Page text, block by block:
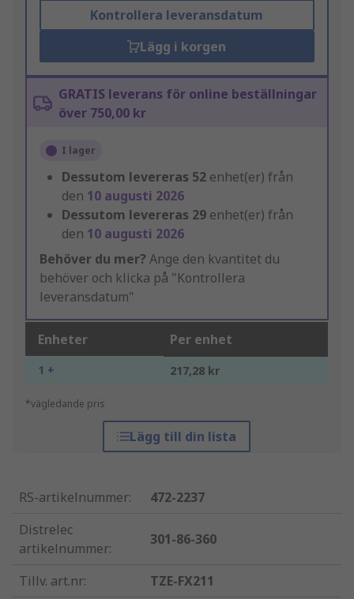
Kontrollera leveransdatum
Lägg i korgen
GRATIS leverans för online beställningar
över 750,00 kr
I lager
Dessutom levereras 52 enhet(er) från
den 10 augusti 2026
Dessutom levereras 29 enhet(er) från
den 10 augusti 2026
Behöver du mer? Ange den kvantitet du
behöver och klicka på "Kontrollera
leveransdatum"
Enheter Per enhet
1 + 217,28 kr
*vägledande pris
Lägg till din lista
RS-artikelnummer:
472-2237
Distrelec
artikelnummer:
301-86-360
Tillv. art.nr:
TZE-FX211